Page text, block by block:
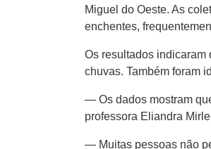
Miguel do Oeste. As
enchentes,
Os resultados indicaram
chuvas. Também foram
— Os dados mostram
professora Eliandra
— Muitas pessoas não